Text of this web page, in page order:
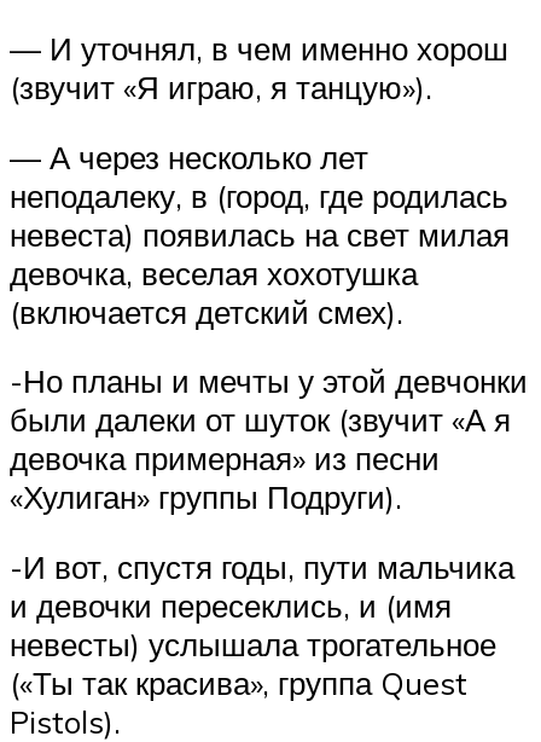
— И уточнял, в чем именно хорош
(звучит «Я играю, я танцую»).
— А через несколько лет
неподалеку, в (город, где родилась
невеста) появилась на свет милая
девочка, веселая хохотушка
(включается детский смех).
-Но планы и мечты у этой девчонки
были далеки от шуток (звучит «А я
девочка примерная» из песни
«Хулиган» группы Подруги).
-И вот, спустя годы, пути мальчика
и девочки пересеклись, и (имя
невесты) услышала трогательное
(«Ты так красива», группа Quest
Pistols).